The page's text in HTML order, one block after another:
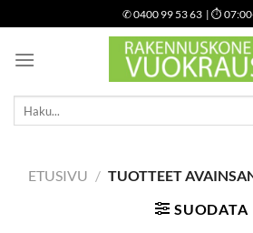
to
content
✆0400 99 53 63 | ⏱
Etsi:
ETUSIVU / TUOTTEET
SUODATA